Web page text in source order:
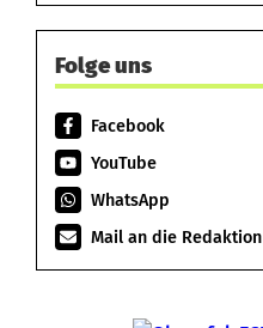
Folge uns
Facebook
YouTube
WhatsApp
Mail an die Redaktion